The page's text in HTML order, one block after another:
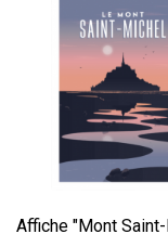
Affiche "Mont